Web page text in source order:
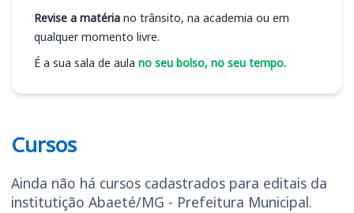
Revise a matéria no trânsito, na academia ou em
qualquer momento livre.
É a sua sala de aula no seu bolso, no seu tempo.
Cursos
Ainda não há cursos cadastrados para editais da
institutição Abaeté/MG - Prefeitura Municipal.